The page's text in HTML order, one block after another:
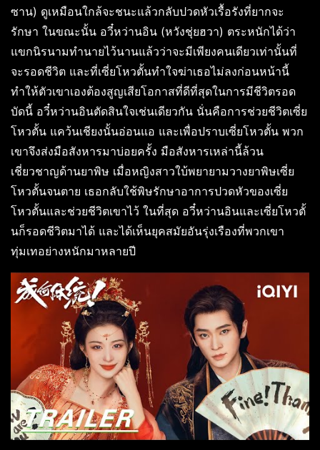
ซาน) ดูเหมือนใกล้จะชนะแล้วกลับปวดหัวเรื้อรังที่ยากจะ
รักษา ในขณะนั้น อวี๋หว่านอิน (หวังชุ่ยฮวา) ตระหนักได้ว่า
แขกนิรนามทำนายไว้นานแล้วว่าจะมีเพียงคนเดียวเท่านั้นที่
จะรอดชีวิต และที่เซี่ยโหวตั้นทำใจฆ่าเธอไม่ลงก่อนหน้านี้
ทำให้ตัวเขาเองต้องสูญเสียโอกาสที่ดีที่สุดในการมีชีวิตรอด
บัดนี้ อวี๋หว่านอินตัดสินใจเช่นเดียวกัน นั่นคือการช่วยชีวิตเซี่ย
โหวตั้น แคว้นเชียงนั้นอ่อนแอ และเพื่อปราบเซี่ยโหวตั้น พวก
เขาจึงส่งมือสังหารมาบ่อยครั้ง มือสังหารเหล่านี้ล้วน
เชี่ยวชาญด้านยาพิษ เมื่อหญิงสาวใบ้พยายามวางยาพิษเซี่ย
โหวตั้นจนตาย เธอกลับใช้พิษรักษาอาการปวดหัวของเซี่ย
โหวตั้นและช่วยชีวิตเขาไว้ ในที่สุด อวี๋หว่านอินและเซี่ยโหวตั้
นก็รอดชีวิตมาได้ และได้เห็นยุคสมัยอันรุ่งเรืองที่พวกเขา
ทุ่มเทอย่างหนักมาหลายปี